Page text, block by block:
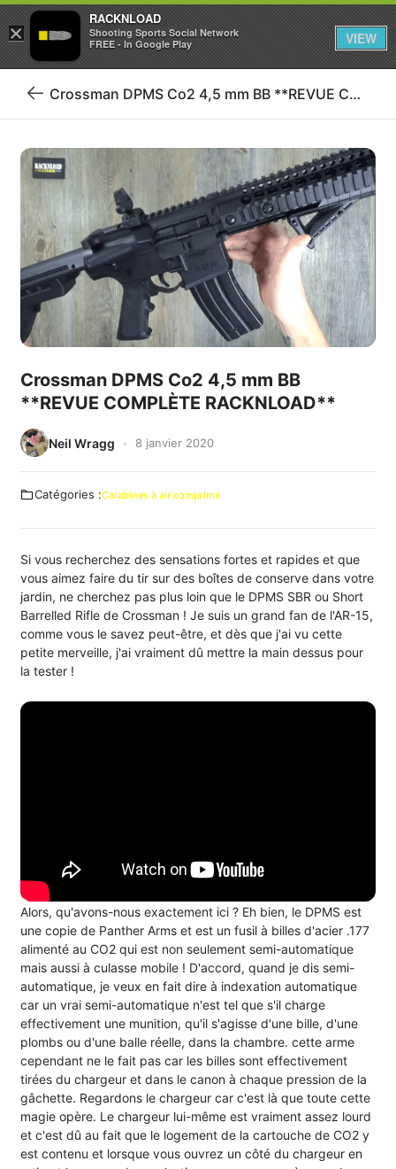
Se connecter S'inscrire
Retour
blog
Crossman DPMS Co2 4,5 mm BB **REVUE COMPLÈTE RACKNLOAD**
Crossman DPMS Co2 4,5 mm BB
**REVUE COMPLÈTE RACKNLOAD**
Neil Wragg 8 janvier 2020
Catégories :Carabines à air comprimé
Si vous recherchez des sensations fortes et rapides et que
vous aimez faire du tir sur des boîtes de conserve dans votre
jardin, ne cherchez pas plus loin que le DPMS SBR ou Short
Barrelled Rifle de Crossman ! Je suis un grand fan de l'AR-15,
comme vous le savez peut-être, et dès que j'ai vu cette
petite merveille, j'ai vraiment dû mettre la main dessus pour
la tester !
Alors, qu'avons-nous exactement ici ? Eh bien, le DPMS est
une copie de Panther Arms et est un fusil à billes d'acier .177
alimenté au CO2 qui est non seulement semi-automatique
mais aussi à culasse mobile ! D'accord, quand je dis semi-
automatique, je veux en fait dire à indexation automatique
car un vrai semi-automatique n'est tel que s'il charge
effectivement une munition, qu'il s'agisse d'une bille, d'une
plombs ou d'une balle réelle, dans la chambre. cette arme
cependant ne le fait pas car les billes sont effectivement
tirées du chargeur et dans le canon à chaque pression de la
gâchette. Regardons le chargeur car c'est là que toute cette
magie opère. Le chargeur lui-même est vraiment assez lourd
et c'est dû au fait que le logement de la cartouche de CO2 y
est contenu et lorsque vous ouvrez un côté du chargeur en
×
RACKNLOAD
Shooting Sports Social Network
FREE - In Google Play
VIEW